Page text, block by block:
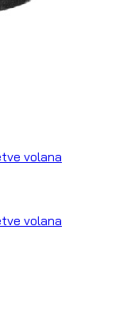
volana
volana